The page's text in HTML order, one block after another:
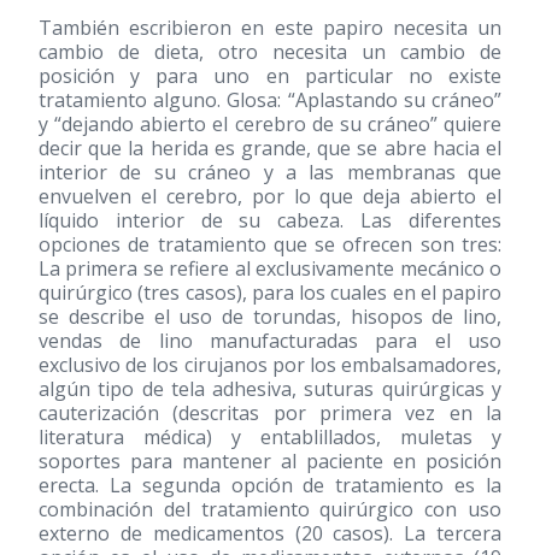
También escribieron en este papiro necesita un
cambio de dieta, otro necesita un cambio de
posición y para uno en particular no existe
tratamiento alguno. Glosa: “Aplastando su cráneo”
y “dejando abierto el cerebro de su cráneo” quiere
decir que la herida es grande, que se abre hacia el
interior de su cráneo y a las membranas que
envuelven el cerebro, por lo que deja abierto el
líquido interior de su cabeza. Las diferentes
opciones de tratamiento que se ofrecen son tres:
La primera se refiere al exclusivamente mecánico o
quirúrgico (tres casos), para los cuales en el papiro
se describe el uso de torundas, hisopos de lino,
vendas de lino manufacturadas para el uso
exclusivo de los cirujanos por los embalsamadores,
algún tipo de tela adhesiva, suturas quirúrgicas y
cauterización (descritas por primera vez en la
literatura médica) y entablillados, muletas y
soportes para mantener al paciente en posición
erecta. La segunda opción de tratamiento es la
combinación del tratamiento quirúrgico con uso
externo de medicamentos (20 casos). La tercera